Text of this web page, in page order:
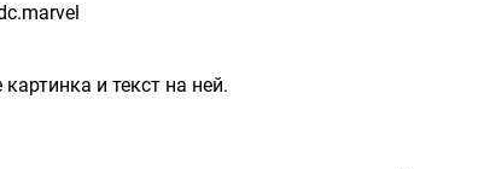
и текст на ней.